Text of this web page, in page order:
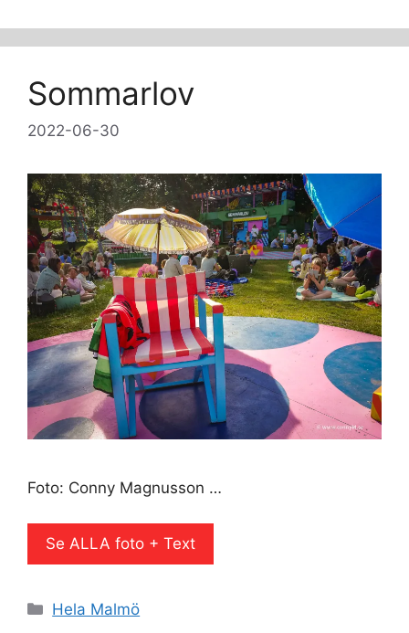
Sommarlov
2022-06-30
Foto: Conny Magnusson …
Se ALLA foto + Text
Kategorier
Hela Malmö